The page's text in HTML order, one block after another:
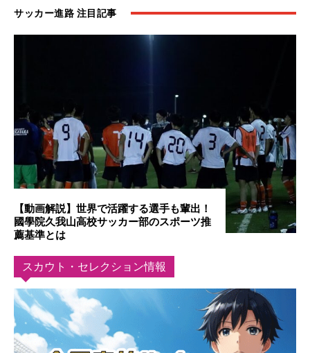
サッカー進路 注目記事
【動画解説】世界で活躍する選手も輩出！
國學院久我山高校サッカー部のスポーツ推
薦基準とは
スカウト・セレクション情報